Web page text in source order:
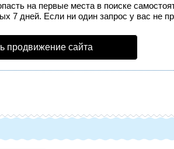
на первые места в поиске
7 дней. Если ни один запрос у вас не
продвижение сайта